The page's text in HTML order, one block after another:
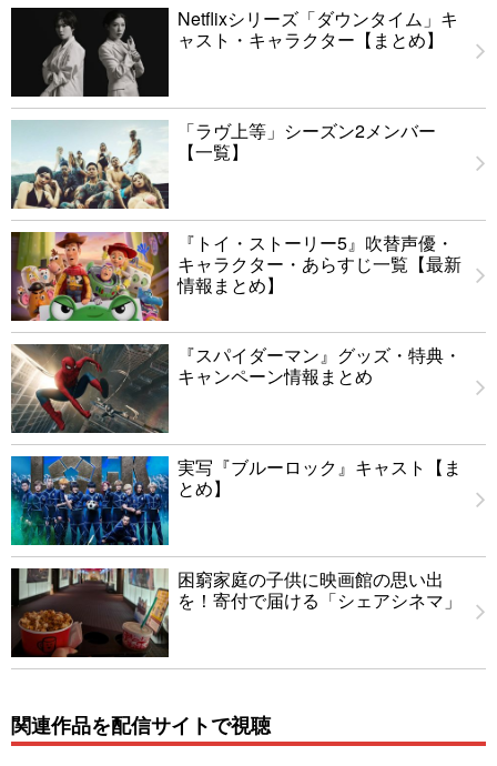
Netflixシリーズ「ダウンタイム」キ
ャスト・キャラクター【まとめ】
「ラヴ上等」シーズン2メンバー
【一覧】
『トイ・ストーリー5』吹替声優・
キャラクター・あらすじ一覧【最新
情報まとめ】
『スパイダーマン』グッズ・特典・
キャンペーン情報まとめ
実写『ブルーロック』キャスト【ま
とめ】
困窮家庭の子供に映画館の思い出
を！寄付で届ける「シェアシネマ」
関連作品を配信サイトで視聴